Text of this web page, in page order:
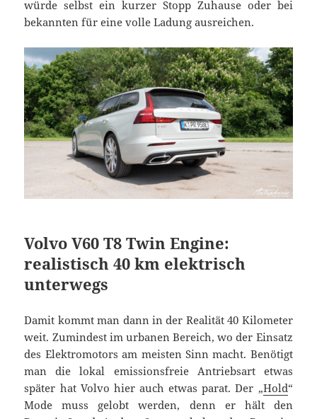
würde selbst ein kurzer Stopp Zuhause oder bei
bekannten für eine volle Ladung ausreichen.
Volvo V60 T8 Twin Engine:
realistisch 40 km elektrisch
unterwegs
Damit kommt man dann in der Realität 40 Kilometer
weit. Zumindest im urbanen Bereich, wo der Einsatz
des Elektromotors am meisten Sinn macht. Benötigt
man die lokal emissionsfreie Antriebsart etwas
später hat Volvo hier auch etwas parat. Der „Hold“
Mode muss gelobt werden, denn er hält den